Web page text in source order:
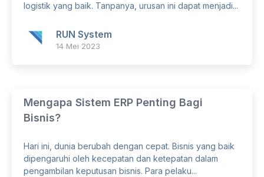
logistik yang baik. Tanpanya, urusan ini dapat menjadi...
RUN System
14 Mei 2023
Mengapa Sistem ERP Penting Bagi
Bisnis?
Hari ini, dunia berubah dengan cepat. Bisnis yang baik
dipengaruhi oleh kecepatan dan ketepatan dalam
pengambilan keputusan bisnis. Para pelaku...